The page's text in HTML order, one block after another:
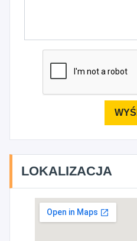
LOKALIZACJA